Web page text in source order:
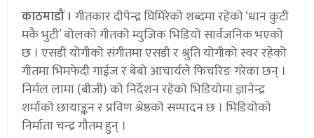
काठमाडौं । गीतकार दीपेन्द्र घिमिरेको शब्दमा रहेको ‘धान कुटी
मकै भुटी’ बोलको गीतको म्युजिक भिडियो सार्वजनिक भएको
छ । एसडी योगीको संगीतमा एसडी र श्रुति योगीको स्वर रहेको
गीतमा भिमफेदी गाईज र बेबो आचार्यले फिचरिङ गरेका छन् ।
निर्मल लामा (बीजी) को निर्देशन रहेको भिडियोमा ज्ञानेन्द्र
शर्माको छायाङ्कन र प्रविण श्रेष्ठको सम्पादन छ । भिडियोको
निर्माता चन्द्र गौतम हुन् ।